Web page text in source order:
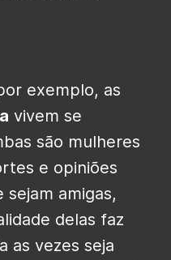
exemplo, as
vivem se
são mulheres
e opiniões
sejam amigas,
delas faz
as vezes seja